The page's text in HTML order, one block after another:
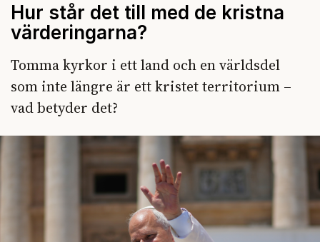
Hur står det till med de kristna
värderingarna?
Tomma kyrkor i ett land och en världsdel
som inte längre är ett kristet territorium –
vad betyder det?